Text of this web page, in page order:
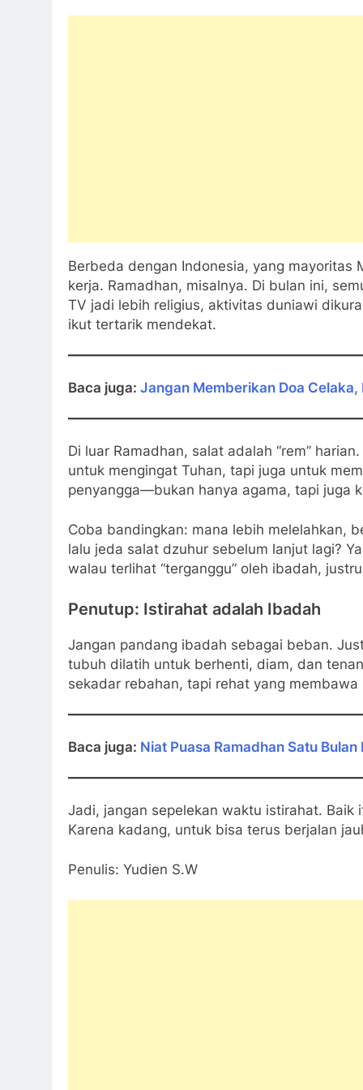
Berbeda dengan Indonesia, yang mayoritas
kerja. Ramadhan, misalnya. Di bulan ini,
TV jadi lebih religius, aktivitas duniawi
ikut tertarik mendekat.
Baca juga: Jangan Memberikan Doa
Di luar Ramadhan, salat adalah “rem”
untuk mengingat Tuhan, tapi juga untuk
penyangga—bukan hanya agama, tapi juga
Coba bandingkan: mana lebih melelahkan,
lalu jeda salat dzuhur sebelum lanjut lagi?
walau terlihat “terganggu” oleh ibadah,
Penutup: Istirahat adalah Ibadah
Jangan pandang ibadah sebagai beban.
tubuh dilatih untuk berhenti, diam, dan
sekadar rebahan, tapi rehat yang membawa
Baca juga: Niat Puasa Ramadhan Satu Bulan
Jadi, jangan sepelekan waktu istirahat.
Karena kadang, untuk bisa terus berjalan
Penulis: Yudien S.W